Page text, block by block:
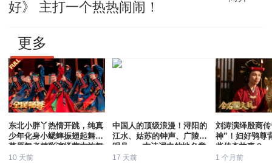
好》 主打一个热热闹闹！
更多
东北小胖丫热情开跳，纯真
少年化身小蟋蟀振翅起舞，
草原舞者精彩演绎蒙古族舞
蹈《幸福草原》
10 天前
中国人的顶级浪漫！浔阳的
江水、姑苏的钟声、广陵的
明月......古诗词中的地名竟
会那么美
17 天前
刘涛演绎殷商
神”！妇好鸮尊
些传奇故事？
1 个月前